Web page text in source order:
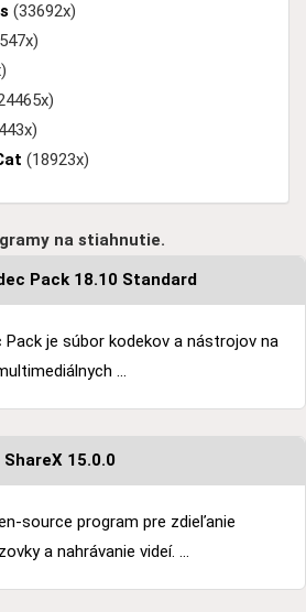
(33692x)
(18923x)
na stiahnutie.
Pack 18.10 Standard
Pack je súbor kodekov a nástrojov na
...
ShareX 15.0.0
source program pre zdieľanie
a nahrávanie videí. ...